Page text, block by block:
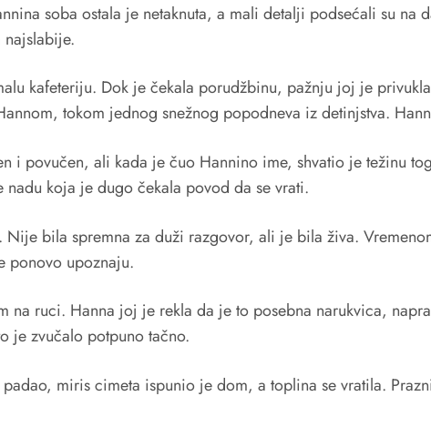
soba ostala je netaknuta, a mali detalji podsećali su
kafeteriju. Dok je čekala porudžbinu, pažnju joj je
tokom jednog snežnog popodneva iz detinjstva.
i povučen, ali kada je čuo Hannino ime, shvatio je težinu
koja je dugo čekala povod da se vrati.
bila spremna za duži razgovor, ali je bila živa.
ponovo upoznaju.
na ruci. Hanna joj je rekla da je to posebna narukvica,
je zvučalo potpuno tačno.
miris cimeta ispunio je dom, a toplina se vratila.